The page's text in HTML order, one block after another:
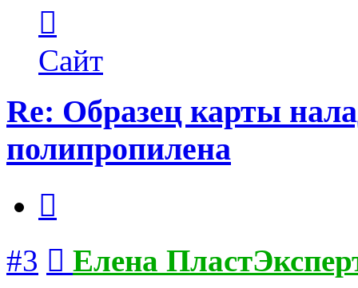
пользователя
Елена
ПластЭксперт
Сайт
Re: Образец карты
полипропилена
#3
Елена